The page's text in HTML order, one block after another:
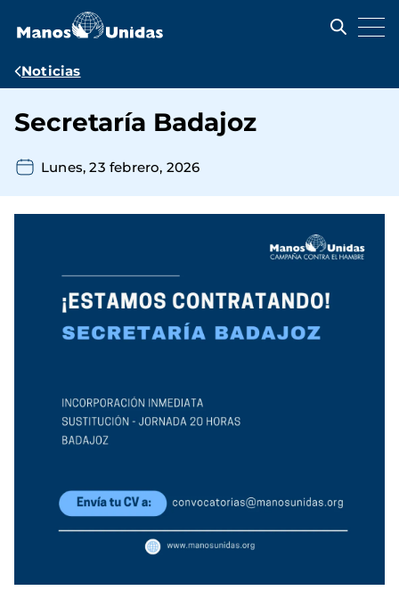
contenido
Ruta
navegación
Noticias
Secretaría Badajoz
Lunes, 23 febrero, 2026